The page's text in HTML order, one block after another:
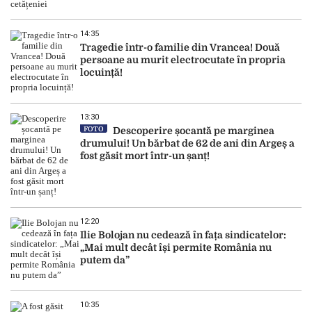
14:35
Tragedie într-o familie din Vrancea! Două
persoane au murit electrocutate în propria
locuință!
13:30
FOTO
Descoperire șocantă pe marginea
drumului! Un bărbat de 62 de ani din Argeș a
fost găsit mort într-un șanț!
12:20
Ilie Bolojan nu cedează în fața sindicatelor:
„Mai mult decât își permite România nu
putem da”
10:35